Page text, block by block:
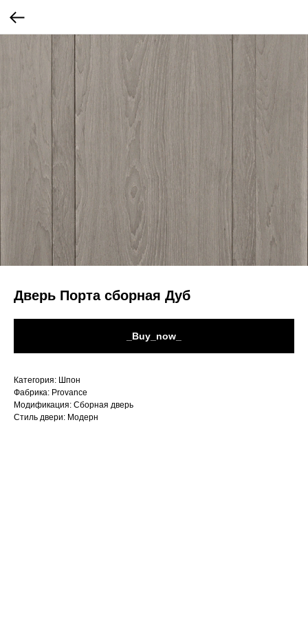
Дверь Порта сборная Дуб
_Buy_now_
Категория: Шпон
Фабрика: Provance
Модификация: Сборная дверь
Стиль двери: Модерн